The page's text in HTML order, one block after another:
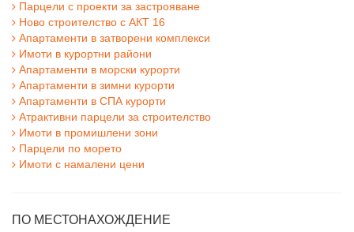
Парцели с проекти за застрояване
Ново строителство с АКТ 16
Апартаменти в затворени комплекси
Имоти в курортни райони
Апартаменти в морски курорти
Апартаменти в зимни курорти
Апартаменти в СПА курорти
Атрактивни парцели за строителство
Имоти в промишлени зони
Парцели по морето
Имоти с намалени цени
ПО МЕСТОНАХОЖДЕНИЕ